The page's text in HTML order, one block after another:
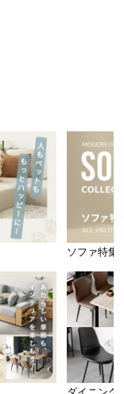
ソファ特集